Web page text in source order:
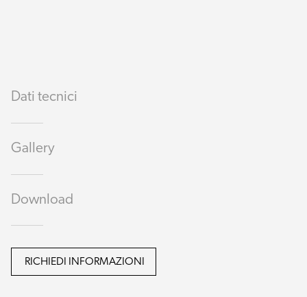
Dati tecnici
Gallery
Download
RICHIEDI INFORMAZIONI